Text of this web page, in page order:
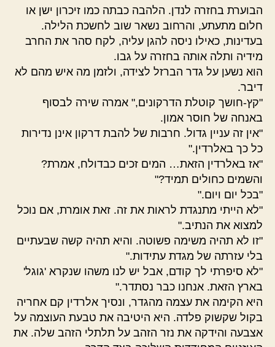
הבוערת בחזרה לנדן. הלהבה כבתה כמו זיכרון ישן או
חלום מתעתע, והרחוב נשאר שוב לחשכת הלילה.
בעדינות, כאילו ניסה להגן עליה, לקח סהר את החרב
מידיה ותלה אותה בחזרה על גבו.
הוא נשען על גדר הברזל לצידה, ולזמן מה איש מהם לא
דיבר.
"קץ-חושך קוטלת הדרקונים," אמרה שירה לבסוף
באנחה של חוסר אמון.
"אין זה עניין גדול. חרבות של להבת דרקון אינן נדירות
כל כך באלרדין."
"אז באלרדין הזאת… המים זכים כבדולח, אמרת?
והשמים כחולים תמיד?"
"בכל יום ויום."
"לא הייתי מתנגדת לראות את זה. זאת אומרת, אם נוכל
למצוא את הנתיב."
"זו לא תהיה משימה פשוטה. והיא תהיה קשה שבעתיים
בלי עזרתה של מגדת עתידות."
"לא סיפרתי לך קודם, אבל יש לנו משהו שנקרא 'גוגל'
בארץ הזאת. אנחנו כבר נסתדר."
היא הקימה את עצמה מהגדר, ונסיך אלרדין קם אחריה
בקול שקשוק פלדה. היא היטיבה את טבעת העוצמה על
אצבעה והידקה את נזר הזהב על תלתלי הזהב שלה. את